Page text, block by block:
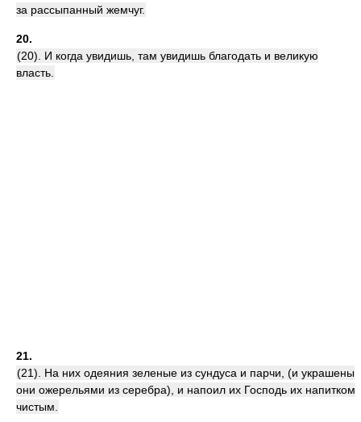
за рассыпанный жемчуг.
20.
(20). И когда увидишь, там увидишь благодать и великую
власть.
21.
(21). На них одеяния зеленые из сундуса и парчи, (и украшены
они ожерельями из серебра), и напоил их Господь их напитком
чистым.